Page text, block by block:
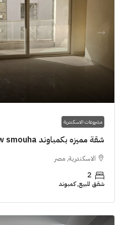
مشروعات الاسكندرية
شقة مميزه بكمباوند 129m Grand View smouha
الاسكندرية, مصر
2
شقق للبيع, كمبوند